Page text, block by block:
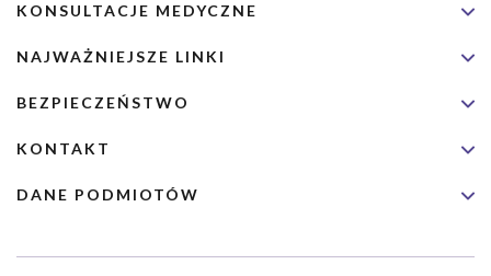
KONSULTACJE MEDYCZNE
NAJWAŻNIEJSZE LINKI
BEZPIECZEŃSTWO
KONTAKT
DANE PODMIOTÓW